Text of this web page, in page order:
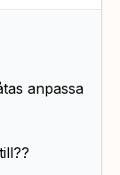
anpassa